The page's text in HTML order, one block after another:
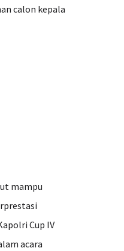
calon kepala
mampu
Cup IV
acara